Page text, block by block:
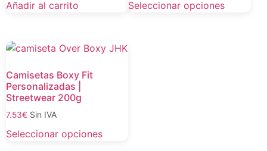
Añadir al carrito Seleccionar opciones
Camisetas Boxy Fit
Personalizadas |
Streetwear 200g
7.53€ Sin IVA
Seleccionar opciones